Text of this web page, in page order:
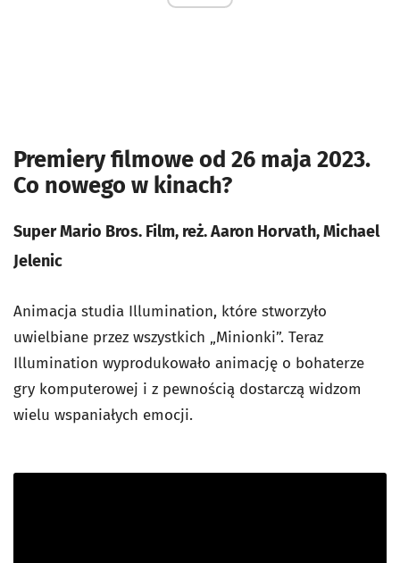
Premiery filmowe od 26 maja 2023.
Co nowego w kinach?
Super Mario Bros. Film, reż. Aaron Horvath, Michael
Jelenic
Animacja studia Illumination, które stworzyło
uwielbiane przez wszystkich „Minionki”. Teraz
Illumination wyprodukowało animację o bohaterze
gry komputerowej i z pewnością dostarczą widzom
wielu wspaniałych emocji.